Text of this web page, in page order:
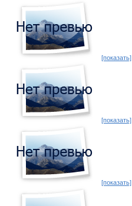
[показать]
[показать]
[показать]